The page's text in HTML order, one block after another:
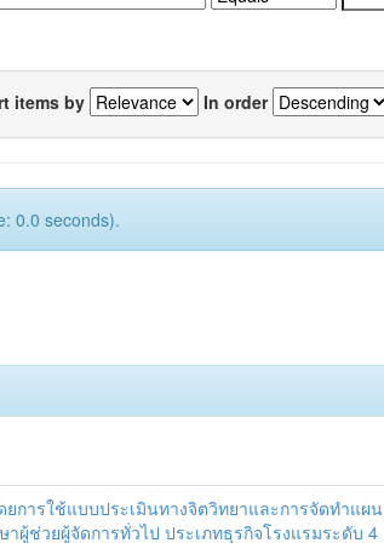
items by In order
0.0 seconds).
การใช้แบบประเมินทางจิตวิทยาและการจัดทำแผน
ผู้ช่วยผู้จัดการทั่วไป ประเภทธุรกิจโรงแรมระดับ 4